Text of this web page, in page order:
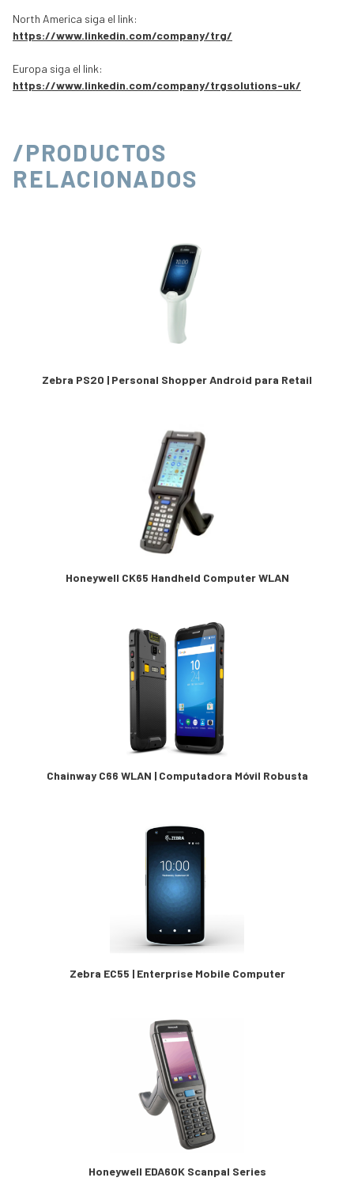
North America siga el link:
https://www.linkedin.com/company/trg/
Europa siga el link:
https://www.linkedin.com/company/trgsolutions-uk/
/PRODUCTOS
RELACIONADOS
Zebra PS20 | Personal Shopper Android para Retail
Honeywell CK65 Handheld Computer WLAN
Chainway C66 WLAN | Computadora Móvil Robusta
Zebra EC55 | Enterprise Mobile Computer
Honeywell EDA60K Scanpal Series